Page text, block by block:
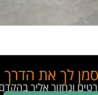
לך את הדרך
ונחזור אליך בהקדם